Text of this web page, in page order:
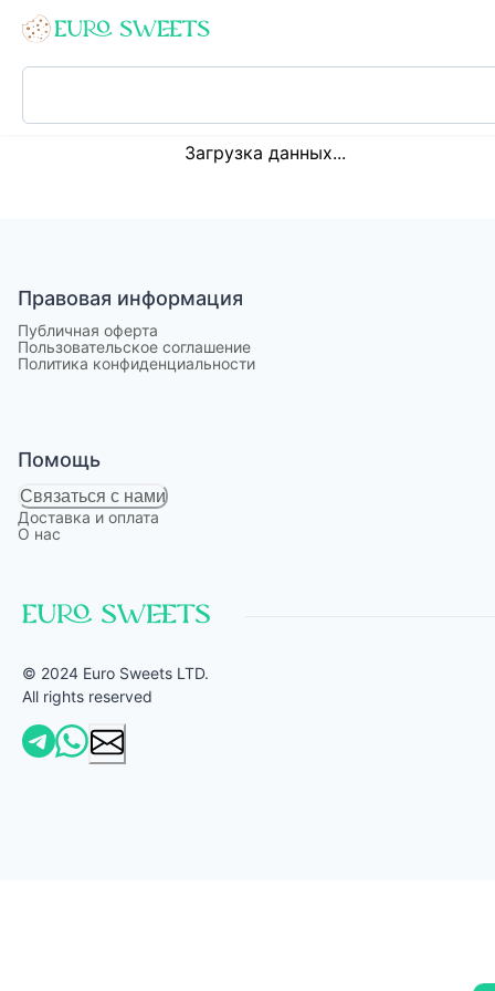
Loading...
Загрузка данных...
Правовая информация
Публичная оферта
Пользовательское соглашение
Политика конфиденциальности
Помощь
Связаться с нами
Доставка и оплата
О нас
© 2024 Euro Sweets LTD.
All rights reserved